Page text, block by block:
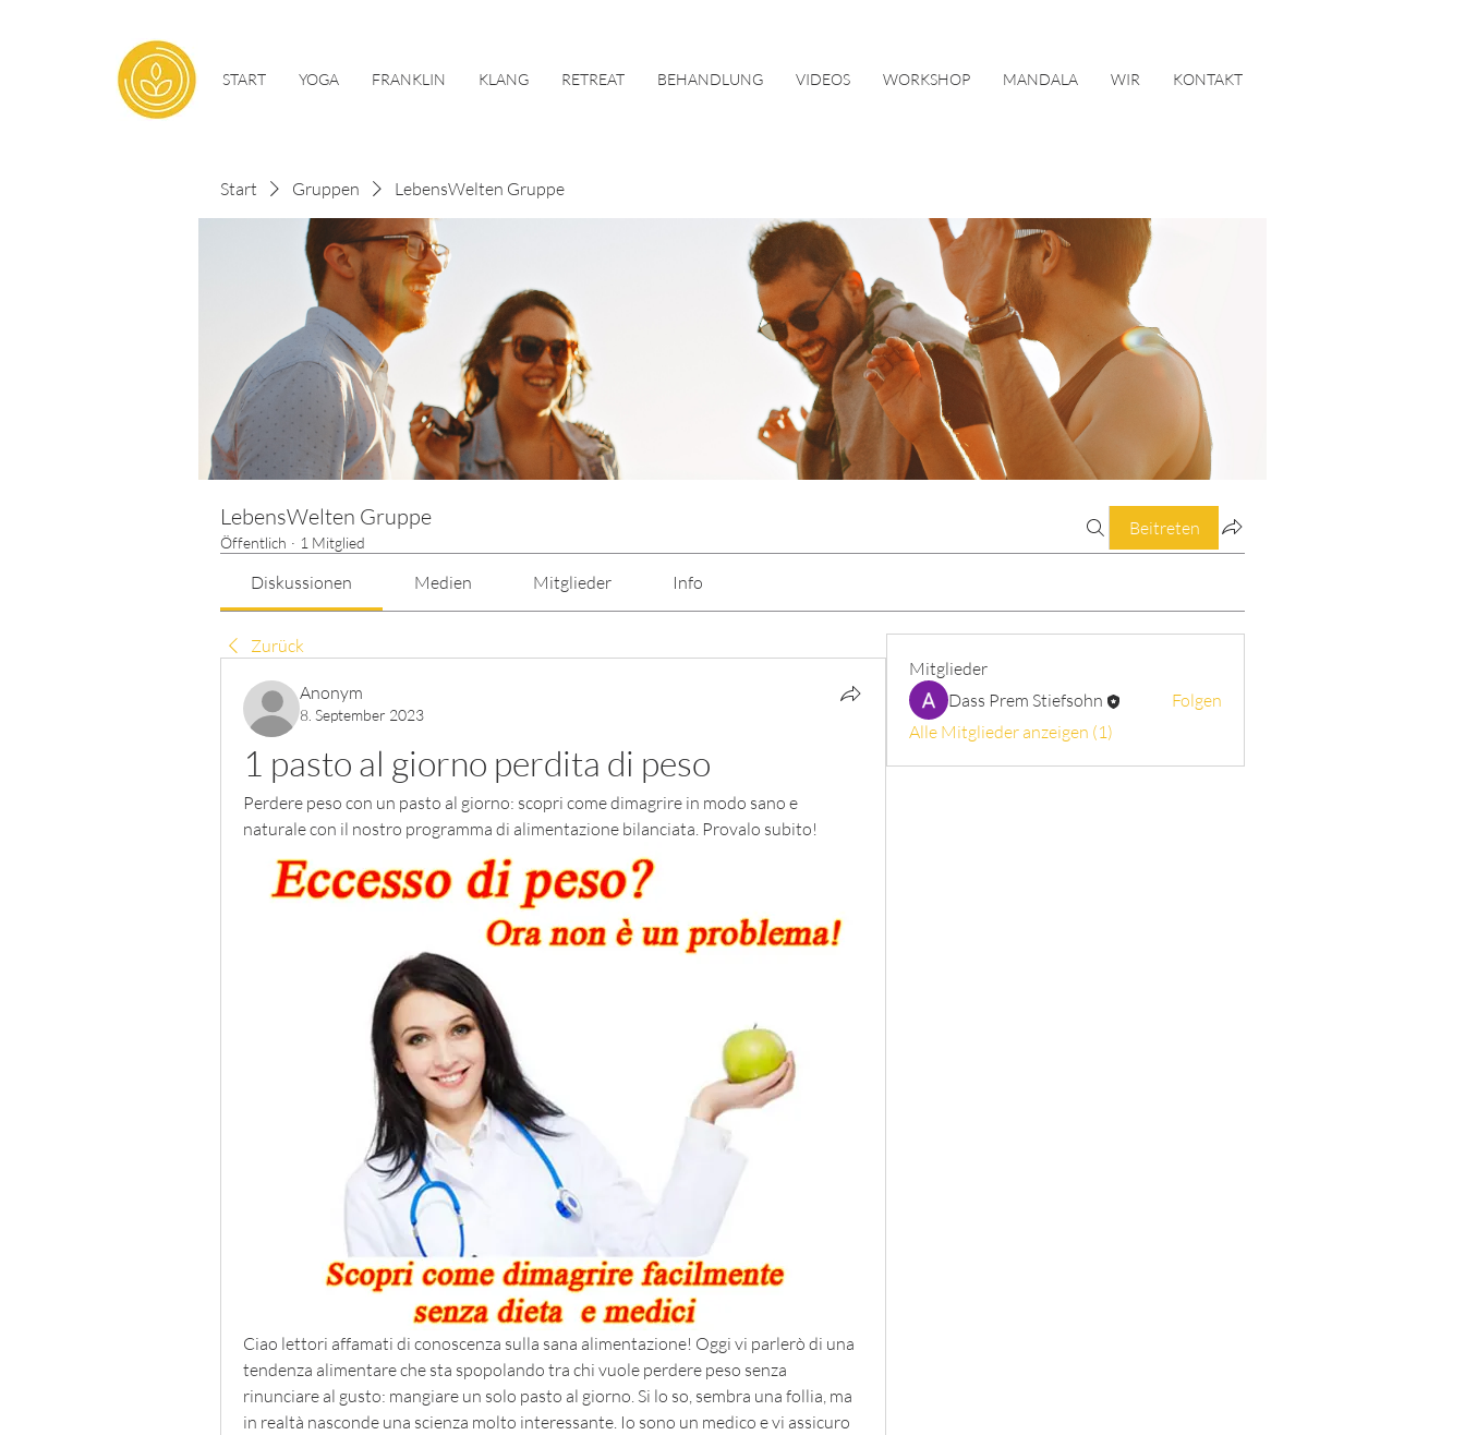
START YOGA FRANKLIN KLANG RETREAT BEHANDLUNG VIDEOS WORKSHOP MANDALA WIR KONTAKT
Start Gruppen LebensWelten Gruppe
LebensWelten Gruppe
Öffentlich · 1 Mitglied
Beitreten
Diskussionen Medien Mitglieder Info
Zurück
Anonym
8. September 2023
1 pasto al giorno perdita di peso
Perdere peso con un pasto al giorno: scopri come dimagrire in modo sano e
naturale con il nostro programma di alimentazione bilanciata. Provalo subito!
Ciao lettori affamati di conoscenza sulla sana alimentazione! Oggi vi parlerò di una
tendenza alimentare che sta spopolando tra chi vuole perdere peso senza
rinunciare al gusto: mangiare un solo pasto al giorno. Si lo so, sembra una follia, ma
in realtà nasconde una scienza molto interessante. Io sono un medico e vi assicuro
Mitglieder
Dass Prem Stiefsohn
Folgen
Alle Mitglieder anzeigen (1)